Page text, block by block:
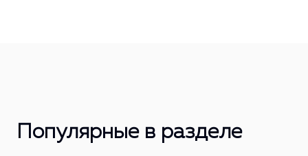
Популярные в разделе